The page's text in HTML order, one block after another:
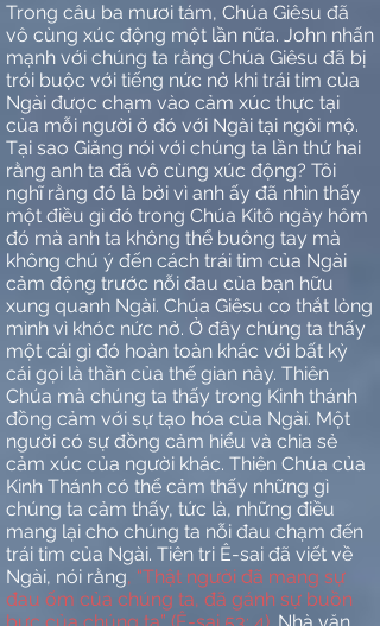
Trong câu ba mươi tám, Chúa Giêsu đã
vô cùng xúc động một lần nữa. John nhấn
mạnh với chúng ta rằng Chúa Giêsu đã bị
trói buộc với tiếng nức nở khi trái tim của
Ngài được chạm vào cảm xúc thực tại
của mỗi người ở đó với Ngài tại ngôi mộ.
Tại sao Giăng nói với chúng ta lần thứ hai
rằng anh ta đã vô cùng xúc động? Tôi
nghĩ rằng đó là bởi vì anh ấy đã nhìn thấy
một điều gì đó trong Chúa Kitô ngày hôm
đó mà anh ta không thể buông tay mà
không chú ý đến cách trái tim của Ngài
cảm động trước nỗi đau của bạn hữu
xung quanh Ngài. Chúa Giêsu co thắt lòng
mình vì khóc nức nở. Ở đây chúng ta thấy
một cái gì đó hoàn toàn khác với bất kỳ
cái gọi là thần của thế gian này. Thiên
Chúa mà chúng ta thấy trong Kinh thánh
đồng cảm với sự tạo hóa của Ngài. Một
người có sự đồng cảm hiểu và chia sẻ
cảm xúc của người khác. Thiên Chúa của
Kinh Thánh có thể cảm thấy những gì
chúng ta cảm thấy, tức là, những điều
mang lại cho chúng ta nỗi đau chạm đến
trái tim của Ngài. Tiên tri Ê-sai đã viết về
Ngài, nói rằng, “Thật người đã mang sự
đau ốm của chúng ta, đã gánh sự buồn